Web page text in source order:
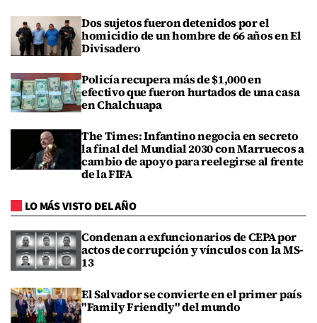
Dos sujetos fueron detenidos por el
homicidio de un hombre de 66 años en El
Divisadero
Policía recupera más de $1,000 en
efectivo que fueron hurtados de una casa
en Chalchuapa
The Times: Infantino negocia en secreto
la final del Mundial 2030 con Marruecos a
cambio de apoyo para reelegirse al frente
de la FIFA
LO MÁS VISTO DEL AÑO
Condenan a exfuncionarios de CEPA por
actos de corrupción y vínculos con la MS-
13
El Salvador se convierte en el primer país
"Family Friendly" del mundo